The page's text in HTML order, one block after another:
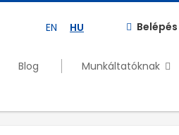
EN HU Belépés
Blog
Munkáltatóknak